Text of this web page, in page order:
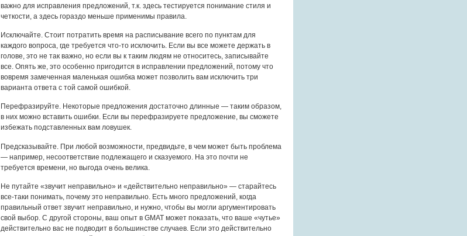
важно для исправления предложений, т.к. здесь тестируется понимание стиля и
четкости, а здесь гораздо меньше применимы правила.
Исключайте. Стоит потратить время на расписывание всего по пунктам для
каждого вопроса, где требуется что-то исключить. Если вы все можете держать в
голове, это не так важно, но если вы к таким людям не относитесь, записывайте
все. Опять же, это особенно пригодится в исправлении предложений, потому что
вовремя замеченная маленькая ошибка может позволить вам исключить три
варианта ответа с той самой ошибкой.
Перефразируйте. Некоторые предложения достаточно длинные — таким образом,
в них можно вставить ошибки. Если вы перефразируете предложение, вы сможете
избежать подставленных вам ловушек.
Предсказывайте. При любой возможности, предвидьте, в чем может быть проблема
— например, несоответствие подлежащего и сказуемого. На это почти не
требуется времени, но выгода очень велика.
Не путайте «звучит неправильно» и «действительно неправильно» — старайтесь
все-таки понимать, почему это неправильно. Есть много предложений, когда
правильный ответ звучит неправильно, и нужно, чтобы вы могли аргументировать
свой выбор. С другой стороны, ваш опыт в GMAT может показать, что ваше «чутье»
действительно вас не подводит в большинстве случаев. Если это действительно